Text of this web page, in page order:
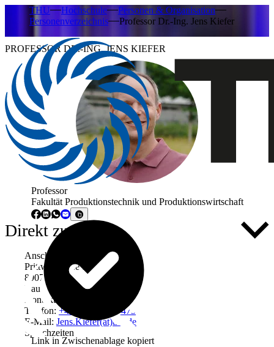
THU Hochschule
Personen & Organisation
Personenverzeichnis
Professor Dr.-Ing. Jens Kiefer
PROFESSOR DR.-ING. JENS KIEFER
Professor
Fakultät Produktionstechnik und Produktionswirtschaft
Link in Zwischenablage kopiert
Direkt zu ...
Anschrift
Prittwitzstraße 10
89075 Ulm
Raum: B310a
Kontakt
Telefon: +49 731 96537-475
E-Mail: Jens.Kiefer(at)thu.de
Sprechzeiten